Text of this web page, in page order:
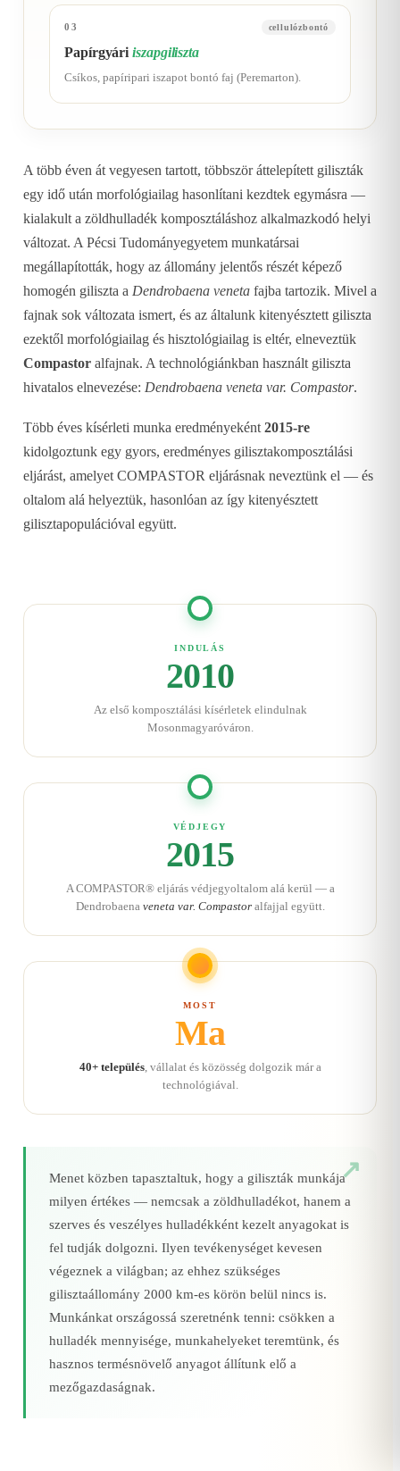
03 cellulózbontó
Papírgyáriiszapgiliszta
Csíkos, papíripari iszapot bontó faj (Peremarton).
A több éven át vegyesen tartott, többször áttelepített giliszták
egy idő után morfológiailag hasonlítani kezdtek egymásra —
kialakult a zöldhulladék komposztáláshoz alkalmazkodó helyi
változat. A Pécsi Tudományegyetem munkatársai
megállapították, hogy az állomány jelentős részét képező
homogén giliszta a Dendrobaena veneta fajba tartozik. Mivel a
fajnak sok változata ismert, és az általunk kitenyésztett giliszta
ezektől morfológiailag és hisztológiailag is eltér, elneveztük
Compastor alfajnak. A technológiánkban használt giliszta
hivatalos elnevezése: Dendrobaena veneta var. Compastor.
Több éves kísérleti munka eredményeként 2015-re
kidolgoztunk egy gyors, eredményes gilisztakomposztálási
eljárást, amelyet COMPASTOR eljárásnak neveztünk el — és
oltalom alá helyeztük, hasonlóan az így kitenyésztett
gilisztapopulációval együtt.
INDULÁS
2010
Az első komposztálási kísérletek elindulnak
Mosonmagyaróváron.
VÉDJEGY
2015
A COMPASTOR® eljárás védjegyoltalom alá kerül — a
Dendrobaena veneta var. Compastoralfajjal együtt.
MOST
Ma
40+ település, vállalat és közösség dolgozik már a
technológiával.
Menet közben tapasztaltuk, hogy a giliszták munkája
milyen értékes — nemcsak a zöldhulladékot, hanem a
szerves és veszélyes hulladékként kezelt anyagokat is
fel tudják dolgozni. Ilyen tevékenységet kevesen
végeznek a világban; az ehhez szükséges
gilisztaállomány 2000 km‑es körön belül nincs is.
Munkánkat országossá szeretnénk tenni: csökken a
hulladék mennyisége, munkahelyeket teremtünk, és
hasznos termésnövelő anyagot állítunk elő a
mezőgazdaságnak.